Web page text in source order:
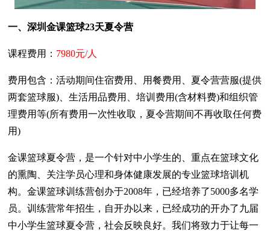
一、深圳金课篮球23天夏令营
课程费用： 7980元/人
费用包含：活动期间住宿费用、用餐费用、夏令营营服(提供
两套篮球服)、生活用品费用、培训费用(含材料费)和组织管
理费用等(所有费用一次性收取，夏令营期间不再收取任何费
用)
金课篮球夏令营，是一个针对中小学生的、重点在篮球文化
的熏陶、关注学员心理和身体健康发展的专业篮球培训机
构。金课篮球训练营创办于2008年，已经培养了5000多名学
员。训练营常年招生，自开办以来，已经成功的开办了九届
中小学生篮球夏令营，社会反映良好。我们将致力于让每一